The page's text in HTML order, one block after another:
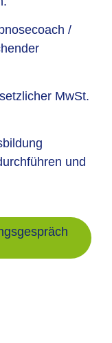
/
MwSt.
und